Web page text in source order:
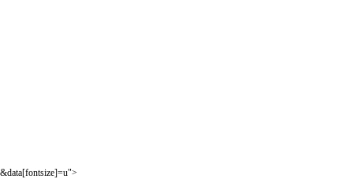
&data[fontsize]=u">